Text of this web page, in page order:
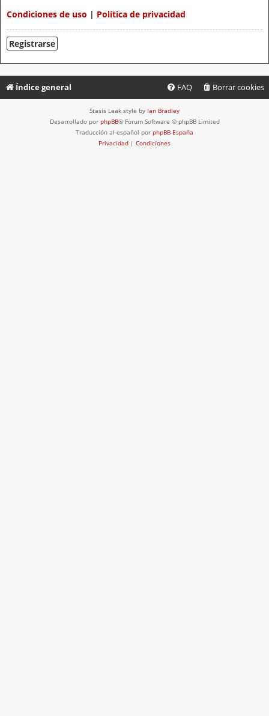
Condiciones de uso | Política de privacidad
Registrarse
Índice general Borrar cookies
FAQ
Stasis Leak style by Ian Bradley
Desarrollado por phpBB® Forum Software © phpBB Limited
Traducción al español por phpBB España
Privacidad | Condiciones